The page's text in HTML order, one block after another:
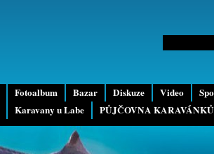
Fotoalbum Bazar Diskuze Video
Karavany u Labe PŮJČOVNA KARAVÁNKŮ